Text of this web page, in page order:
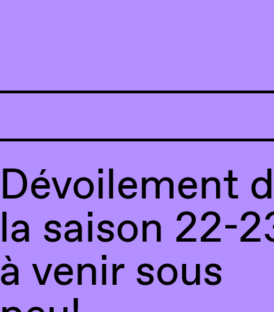
Dévoilement
la saison 22-
à venir sous